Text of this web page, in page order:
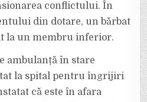
conflictului. În
din dotare, un bărbat
la un membru inferior.
ambulanță în stare
la spital pentru îngrijiri
că este în afara